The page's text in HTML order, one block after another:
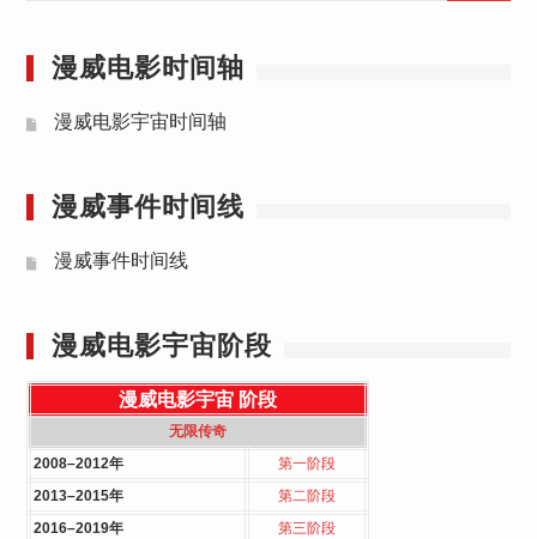
漫威电影时间轴
漫威电影宇宙时间轴
漫威事件时间线
漫威事件时间线
漫威电影宇宙阶段
漫威电影宇宙 阶段
无限传奇
2008–2012年
第一阶段
2013–2015年
第二阶段
2016–2019年
第三阶段